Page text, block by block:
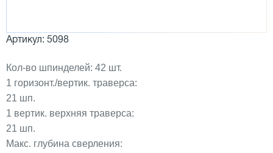
Артикул: 5098
Кол-во шпинделей: 42 шт.
1 горизонт./вертик. траверса:
21 шп.
1 вертик. верхняя траверса:
21 шп.
Макс. глубина сверления: